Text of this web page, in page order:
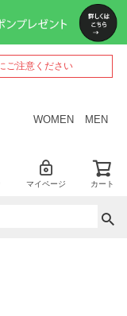
ご注意ください
WOMEN MEN
マイページ カート
ペー
ジト
ップ
へ